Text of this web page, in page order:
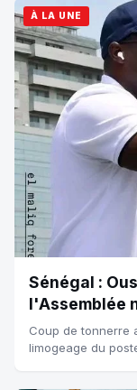
À LA UNE
Sénégal :
l'Assemblée
Coup de tonnerre
limogeage du